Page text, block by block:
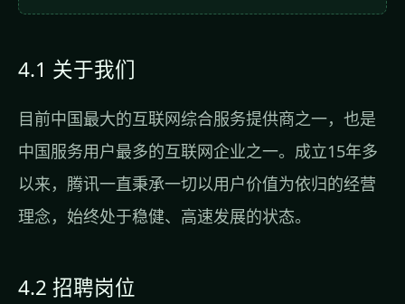
4.1 关于我们
目前中国最大的互联网综合服务提供商之一，也是
中国服务用户最多的互联网企业之一。成立15年多
以来，腾讯一直秉承一切以用户价值为依归的经营
理念，始终处于稳健、高速发展的状态。
4.2 招聘岗位